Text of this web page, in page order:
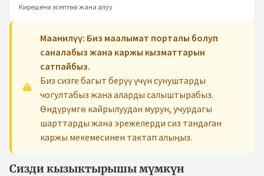
Кирешени эсептөө жана алуу
Маанилүү: Биз маалымат порталы болуп
саналабыз жана каржы кызматтарын
сатпайбыз.
Биз сизге багыт берүү үчүн сунуштарды
чогултабыз жана аларды салыштырабыз.
Өндүрүмгө кайрылуудан мурун, учурдагы
шарттарды жана эрежелерди сиз тандаган
каржы мекемесинен тактап алыңыз.
Сизди кызыктырышы мүмкүн